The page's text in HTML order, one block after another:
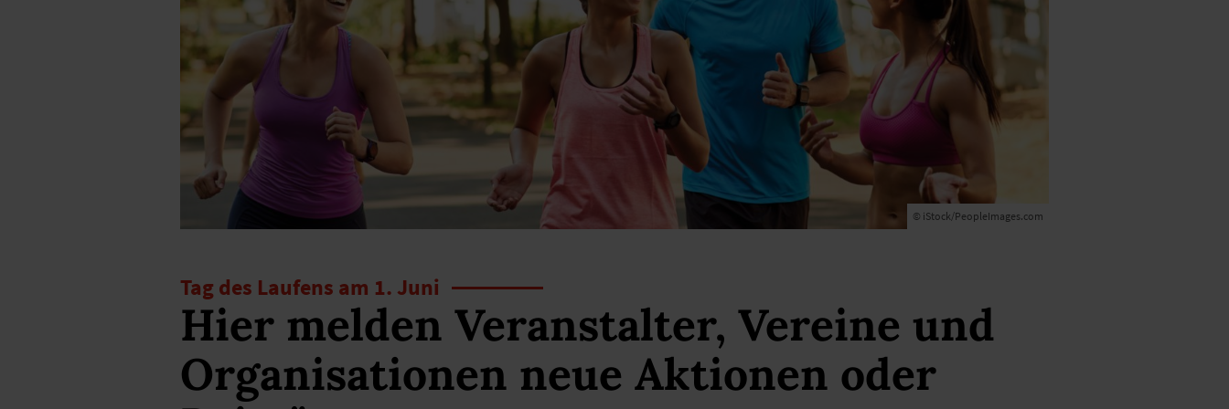
© iStock/PeopleImages.com
Tag des Laufens am 1. Juni
Hier melden Veranstalter, Vereine und
Organisationen neue Aktionen oder